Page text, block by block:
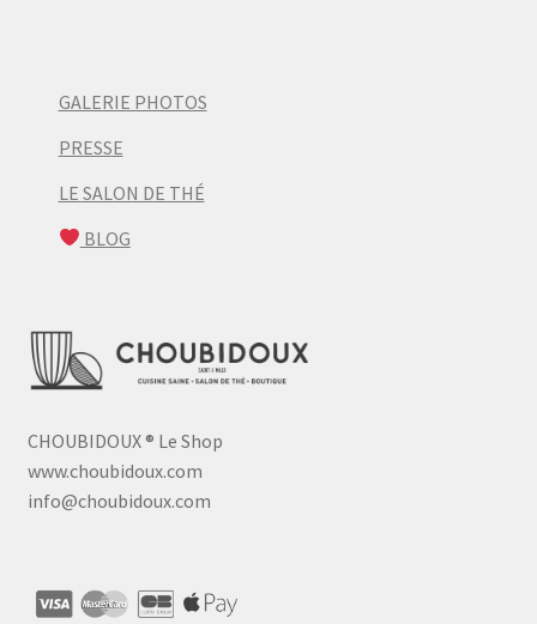
GALERIE PHOTOS
PRESSE
LE SALON DE THÉ
BLOG
CHOUBIDOUX® Le Shop
www.choubidoux.com
info@choubidoux.com